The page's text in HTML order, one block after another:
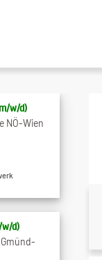
w​/d)
NÖ-Wien
w/d)